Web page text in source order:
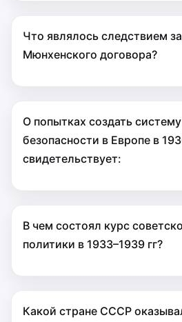
Что являлось следствием
Мюнхенского договора?
О попытках создать
безопас­ности в Европе в
свидетельствует:
В чем состоял курс
политики в 1933–1939 гг?
Какой стране СССР